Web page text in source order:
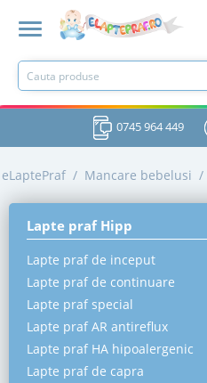
0745 964 449
eLaptePraf / Mancare bebelusi /
Lapte praf Hipp
Lapte praf de inceput
Lapte praf de continuare
Lapte praf special
Lapte praf AR antireflux
Lapte praf HA hipoalergenic
Lapte praf de capra